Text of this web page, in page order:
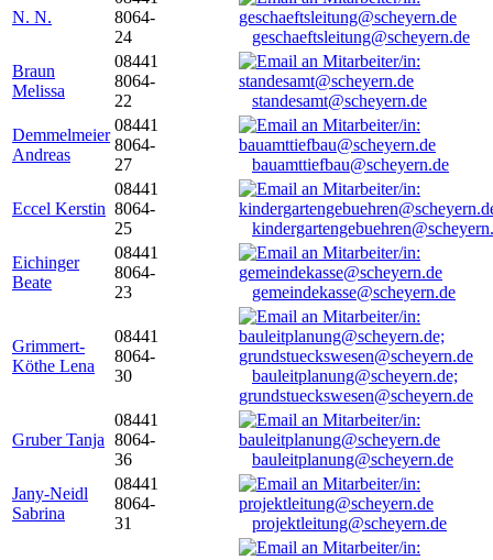
N. N.
8064-
24
geschaeftsleitung@scheyern.de
Braun
Melissa
08441
8064-
22
standesamt@scheyern.de
Demmelmeier
Andreas
08441
8064-
27
bauamttiefbau@scheyern.de
Eccel Kerstin
08441
8064-
25
Eichinger
Beate
08441
8064-
23
gemeindekasse@scheyern.de
Grimmert-
Köthe Lena
08441
8064-
30
bauleitplanung@scheyern.de;
grundstueckswesen@scheyern.de
Gruber Tanja
08441
8064-
36
bauleitplanung@scheyern.de
Jany-Neidl
Sabrina
08441
8064-
31
projektleitung@scheyern.de